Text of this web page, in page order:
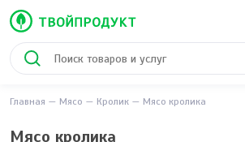
Главная Мясо Кролик Мясо кролика
Мясо кролика